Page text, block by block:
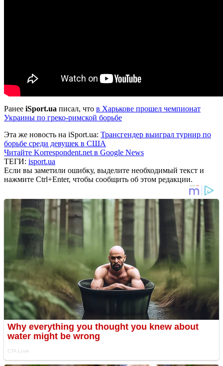
Ранее iSport.ua писал, что в Харькове прошел чемпионат
Украины по греко-римской борьбе
Эта же новость на iSport.ua: Трансгендер выиграл турнир по
борьбе среди девушек в США
Читайте Korrespondent.net в Google News
ТЕГИ: isport.ua
Если вы заметили ошибку, выделите необходимый текст и
нажмите Ctrl+Enter, чтобы сообщить об этом редакции.